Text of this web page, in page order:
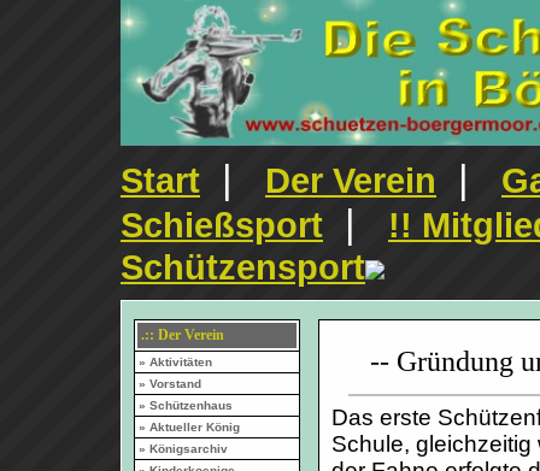
Start Der Verein
Schießsport
!!
Schützensport
.:: Der Verein
» Aktivitäten
» Vorstand
» Schützenhaus
» Aktueller König
» Königsarchiv
-- Gründung
Das erste
Schule,